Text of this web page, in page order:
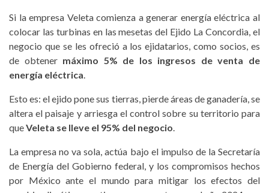
Si la empresa Veleta comienza a generar energía eléctrica al
colocar las turbinas en las mesetas del Ejido La Concordia, el
negocio que se les ofreció a los ejidatarios, como socios, es
de obtener máximo 5% de los ingresos de venta de
energía eléctrica.
Esto es: el ejido pone sus tierras, pierde áreas de ganadería, se
altera el paisaje y arriesga el control sobre su territorio para
queVeleta se lleve el 95% del negocio.
La empresa no va sola, actúa bajo el impulso de la Secretaría
de Energía del Gobierno federal, y los compromisos hechos
por México ante el mundo para mitigar los efectos del